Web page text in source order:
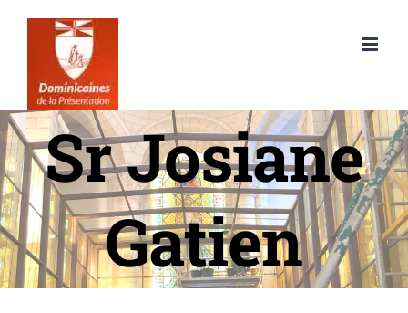
Passer
Sr Josiane
Gatien